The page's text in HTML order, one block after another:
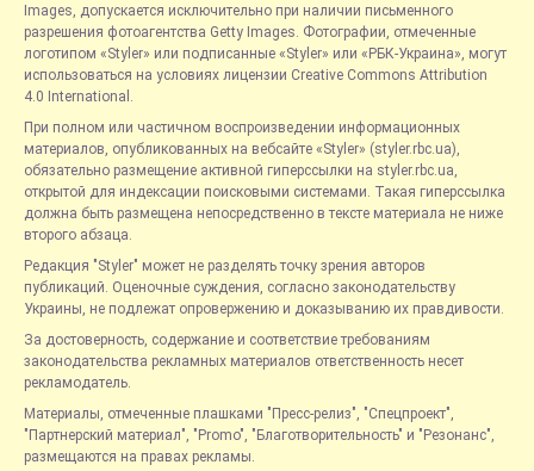
Images, допускается исключительно при наличии письменного
разрешения фотоагентства Getty Images. Фотографии, отмеченные
логотипом «Styler» или подписанные «Styler» или «РБК-Украина», могут
использоваться на условиях лицензии Creative Commons Attribution
4.0 International.
При полном или частичном воспроизведении информационных
материалов, опубликованных на вебсайте «Styler» (styler.rbc.ua),
обязательно размещение активной гиперссылки на styler.rbc.ua,
открытой для индексации поисковыми системами. Такая гиперссылка
должна быть размещена непосредственно в тексте материала не ниже
второго абзаца.
Редакция "Styler" может не разделять точку зрения авторов
публикаций. Оценочные суждения, согласно законодательству
Украины, не подлежат опровержению и доказыванию их правдивости.
За достоверность, содержание и соответствие требованиям
законодательства рекламных материалов ответственность несет
рекламодатель.
Материалы, отмеченные плашками "Пресс-релиз", "Спецпроект",
"Партнерский материал", "Promo", "Благотворительность" и "Резонанс",
размещаются на правах рекламы.